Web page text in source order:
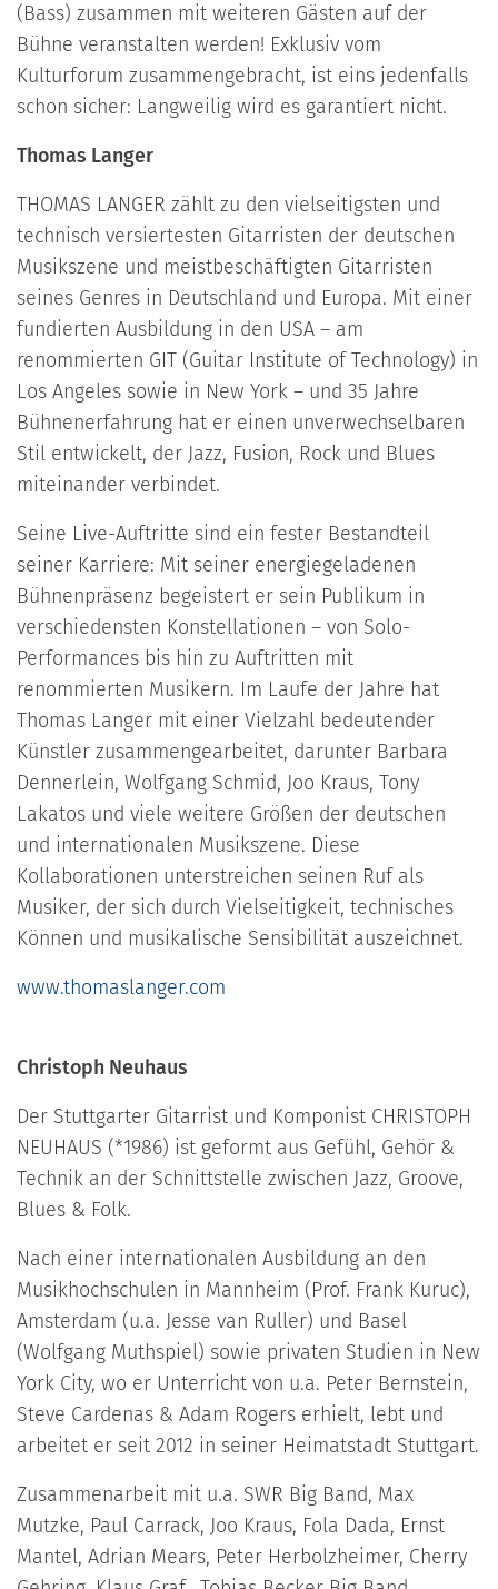
(Bass) zusammen mit weiteren Gästen auf der
Bühne veranstalten werden! Exklusiv vom
Kulturforum zusammengebracht, ist eins jedenfalls
schon sicher: Langweilig wird es garantiert nicht.
Thomas Langer
THOMAS LANGER zählt zu den vielseitigsten und
technisch versiertesten Gitarristen der deutschen
Musikszene und meistbeschäftigten Gitarristen
seines Genres in Deutschland und Europa. Mit einer
fundierten Ausbildung in den USA – am
renommierten GIT (Guitar Institute of Technology) in
Los Angeles sowie in New York – und 35 Jahre
Bühnenerfahrung hat er einen unverwechselbaren
Stil entwickelt, der Jazz, Fusion, Rock und Blues
miteinander verbindet.
Seine Live-Auftritte sind ein fester Bestandteil
seiner Karriere: Mit seiner energiegeladenen
Bühnenpräsenz begeistert er sein Publikum in
verschiedensten Konstellationen – von Solo-
Performances bis hin zu Auftritten mit
renommierten Musikern. Im Laufe der Jahre hat
Thomas Langer mit einer Vielzahl bedeutender
Künstler zusammengearbeitet, darunter Barbara
Dennerlein, Wolfgang Schmid, Joo Kraus, Tony
Lakatos und viele weitere Größen der deutschen
und internationalen Musikszene. Diese
Kollaborationen unterstreichen seinen Ruf als
Musiker, der sich durch Vielseitigkeit, technisches
Können und musikalische Sensibilität auszeichnet.
www.thomaslanger.com
Christoph Neuhaus
Der Stuttgarter Gitarrist und Komponist CHRISTOPH
NEUHAUS (*1986) ist geformt aus Gefühl, Gehör &
Technik an der Schnittstelle zwischen Jazz, Groove,
Blues & Folk.
Nach einer internationalen Ausbildung an den
Musikhochschulen in Mannheim (Prof. Frank Kuruc),
Amsterdam (u.a. Jesse van Ruller) und Basel
(Wolfgang Muthspiel) sowie privaten Studien in New
York City, wo er Unterricht von u.a. Peter Bernstein,
Steve Cardenas & Adam Rogers erhielt, lebt und
arbeitet er seit 2012 in seiner Heimatstadt Stuttgart.
Zusammenarbeit mit u.a. SWR Big Band, Max
Mutzke, Paul Carrack, Joo Kraus, Fola Dada, Ernst
Mantel, Adrian Mears, Peter Herbolzheimer, Cherry